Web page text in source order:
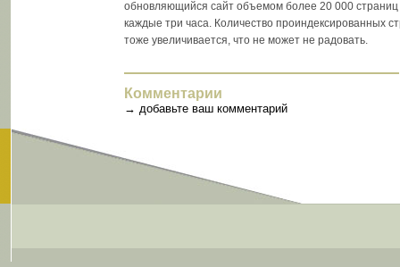
обновляющийся сайт объемом более 20 000 страниц
каждые три часа. Количество проиндексированных
тоже увеличивается, что не может не радовать.
Комментарии
→ добавьте ваш комментарий